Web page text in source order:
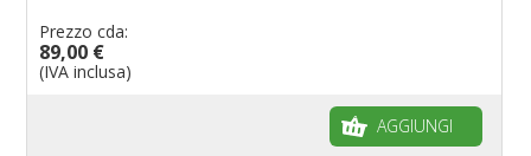
Prezzo cda:
89,00 €
(IVA inclusa)
AGGIUNGI